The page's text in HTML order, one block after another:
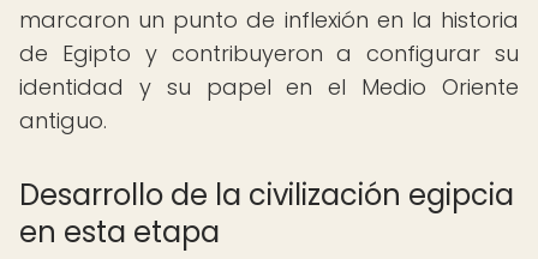
marcaron un punto de inflexión en la historia
de Egipto y contribuyeron a configurar su
identidad y su papel en el Medio Oriente
antiguo.
Desarrollo de la civilización egipcia
en esta etapa